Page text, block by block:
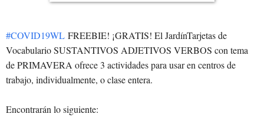
#COVID19WL FREEBIE! ¡GRATIS! El JardínTarjetas de
Vocabulario SUSTANTIVOS ADJETIVOS VERBOS con tema
de PRIMAVERA ofrece 3 actividades para usar en centros de
trabajo, individualmente, o clase entera.
Encontrarán lo siguiente: